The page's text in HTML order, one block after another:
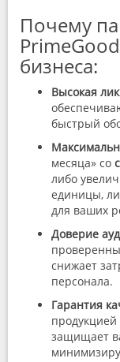
Почему
бизнеса:
Высокая
быстрый
месяца» со
либо
единицы,
для ваших
Доверие
снижает
персонала.
Гарантия
защищает